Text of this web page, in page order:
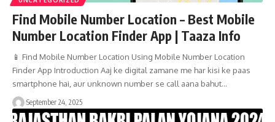
Find Mobile Number Location – Best Mobile
Number Location Finder App | Taaza Info
📱 Find Mobile Number Location Using Mobile Number Location
Finder App Introduction Aaj ke digital zamane me har kisi ke paas
smartphone hai, aur unknown number se call aana bahut…
September 24, 2025